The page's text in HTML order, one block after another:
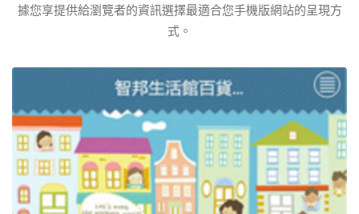
據您享提供給瀏覽者的資訊選擇最適合您手機版網站的呈現方
式。